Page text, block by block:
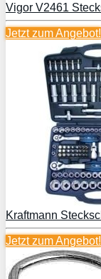
Vigor V2461
Jetzt zumAngebot!
Kraftmann
Jetzt zumAngebot!